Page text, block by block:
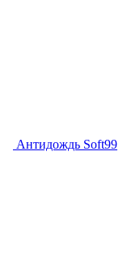
Антидождь Soft99